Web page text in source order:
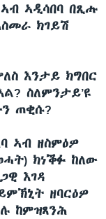
ኣዲሳበባ በጺሑ
ክገይሽ
እንታይ ክግበር
ስለምንታይ’ዩ
ጠቂሱ?
ኣብ ዘስምዕዎ
ክነቕፉ ከለው
እገዳ
ዘባርዕዎ
ከምዝጸንሕ